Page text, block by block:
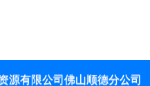
源有限公司佛山顺德分公司